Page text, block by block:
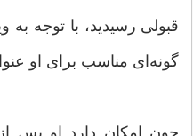
قبولی رسیدید، با توجه به
گونه‌ای مناسب برای او
چون امكان دارد او پس